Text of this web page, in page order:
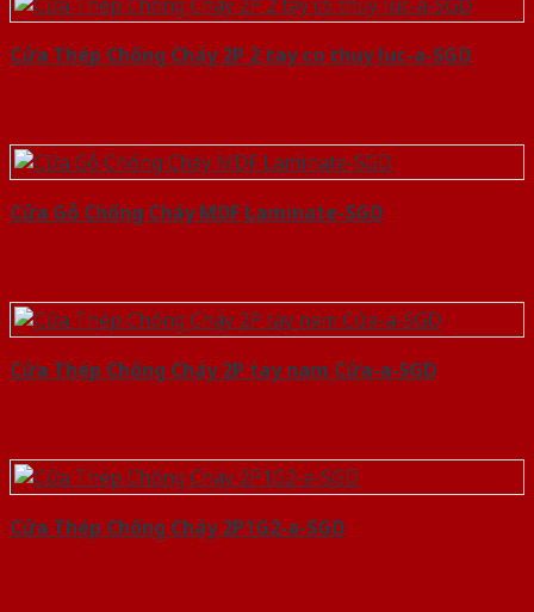
Cửa Thép Chống Cháy 2P 2 tay co thuy luc-a-SGD
Cửa Gỗ Chống Cháy MDF Laminate-SGD
Cửa Thép Chống Cháy 2P tay nam Cửa-a-SGD
Cửa Thép Chống Cháy 2P1G2-a-SGD